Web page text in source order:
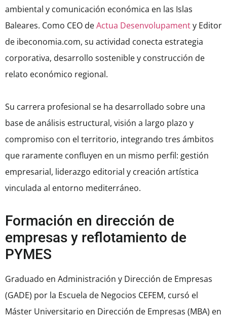
ambiental y comunicación económica en las Islas
Baleares. Como CEO deActua Desenvolupamenty Editor
de ibeconomia.com, su actividad conecta estrategia
corporativa, desarrollo sostenible y construcción de
relato económico regional.
Su carrera profesional se ha desarrollado sobre una
base de análisis estructural, visión a largo plazo y
compromiso con el territorio, integrando tres ámbitos
que raramente confluyen en un mismo perfil: gestión
empresarial, liderazgo editorial y creación artística
vinculada al entorno mediterráneo.
Formación en dirección de
empresas y reflotamiento de
PYMES
Graduado en Administración y Dirección de Empresas
(GADE) por la Escuela de Negocios CEFEM, cursó el
Máster Universitario en Dirección de Empresas (MBA) en